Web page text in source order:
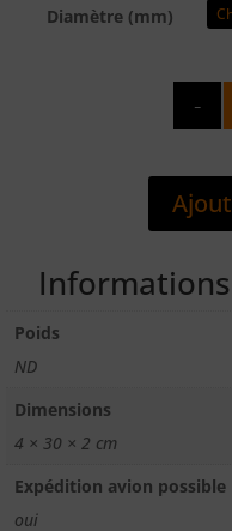
Diamètre (mm)
Poids
ND
Dimensions
4 × 30 × 2 cm
Expédition avion possible
oui